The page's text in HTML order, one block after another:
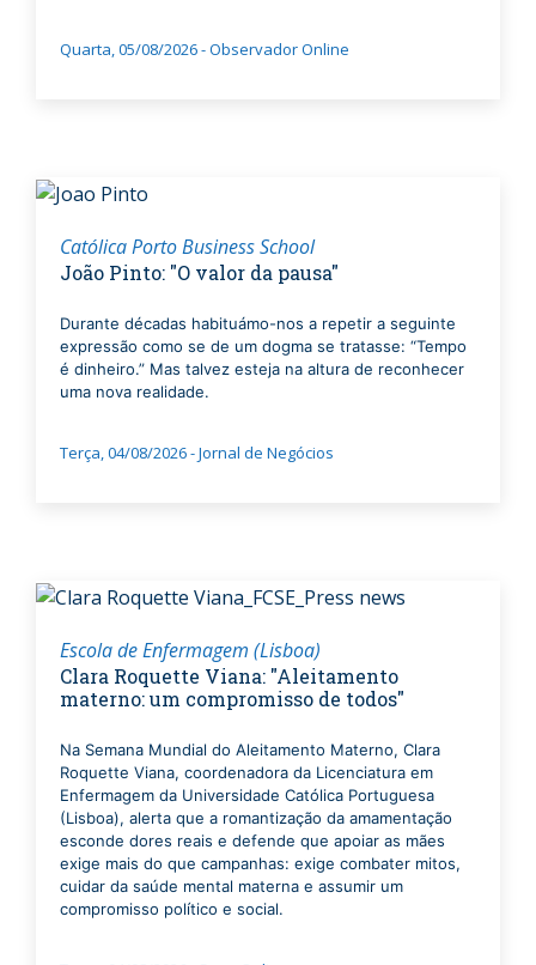
Quarta, 05/08/2026 - Observador Online
Católica Porto Business School
João Pinto: "O valor da pausa"
Durante décadas habituámo-nos a repetir a seguinte
expressão como se de um dogma se tratasse: “Tempo
é dinheiro.” Mas talvez esteja na altura de reconhecer
uma nova realidade.
Terça, 04/08/2026 - Jornal de Negócios
Escola de Enfermagem (Lisboa)
Clara Roquette Viana: "Aleitamento
materno: um compromisso de todos"
Na Semana Mundial do Aleitamento Materno, Clara
Roquette Viana, coordenadora da Licenciatura em
Enfermagem da Universidade Católica Portuguesa
(Lisboa), alerta que a romantização da amamentação
esconde dores reais e defende que apoiar as mães
exige mais do que campanhas: exige combater mitos,
cuidar da saúde mental materna e assumir um
compromisso político e social.